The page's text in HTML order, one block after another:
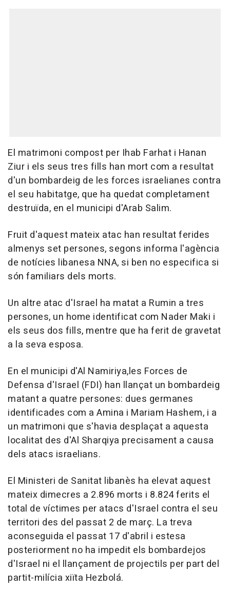
El matrimoni compost per Ihab Farhat i Hanan
Ziur i els seus tres fills han mort com a resultat
d'un bombardeig de les forces israelianes contra
el seu habitatge, que ha quedat completament
destruïda, en el municipi d'Arab Salim.
Fruit d'aquest mateix atac han resultat ferides
almenys set persones, segons informa l'agència
de notícies libanesa NNA, si ben no especifica si
són familiars dels morts.
Un altre atac d'Israel ha matat a Rumin a tres
persones, un home identificat com Nader Maki i
els seus dos fills, mentre que ha ferit de gravetat
a la seva esposa.
En el municipi d'Al Namiriya,les Forces de
Defensa d'Israel (FDI) han llançat un bombardeig
matant a quatre persones: dues germanes
identificades com a Amina i Mariam Hashem, i a
un matrimoni que s'havia desplaçat a aquesta
localitat des d'Al Sharqiya precisament a causa
dels atacs israelians.
El Ministeri de Sanitat libanès ha elevat aquest
mateix dimecres a 2.896 morts i 8.824 ferits el
total de víctimes per atacs d'Israel contra el seu
territori des del passat 2 de març. La treva
aconseguida el passat 17 d'abril i estesa
posteriorment no ha impedit els bombardejos
d'Israel ni el llançament de projectils per part del
partit-milícia xiïta Hezbolá.